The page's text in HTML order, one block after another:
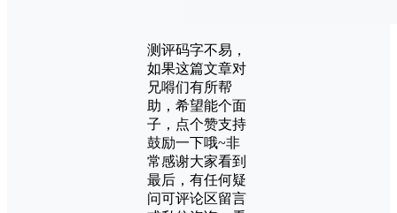
测评码字不易，
如果这篇文章对
兄嘚们有所帮
助，希望能个面
子，点个赞支持
鼓励一下哦~非
常感谢大家看到
最后，有任何疑
问可评论区留言